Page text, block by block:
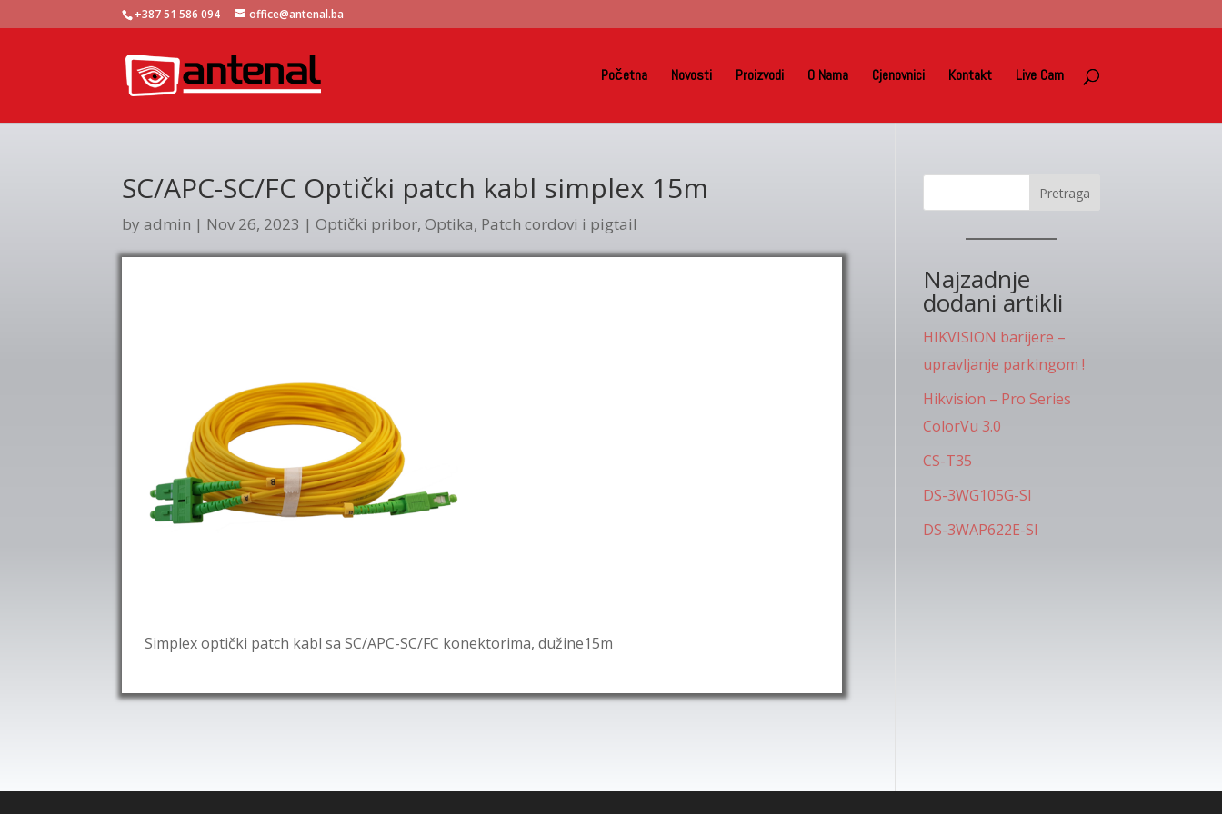
+387 51 586 094 office@antenal.ba
Početna Novosti Proizvodi O Nama Cjenovnici Kontakt Live Cam
SC/APC-SC/FC Optički patch kabl simplex 15m
byadmin | Nov 26, 2023 |Optički pribor,Optika, Patch cordovi i pigtail
Simplex optički patch kabl sa SC/APC-SC/FC konektorima, dužine15m
Pretraga
Najzadnje
dodani artikli
HIKVISION barijere –
upravljanje parkingom !
Hikvision – Pro Series
ColorVu 3.0
CS-T35
DS-3WG105G-SI
DS-3WAP622E-SI